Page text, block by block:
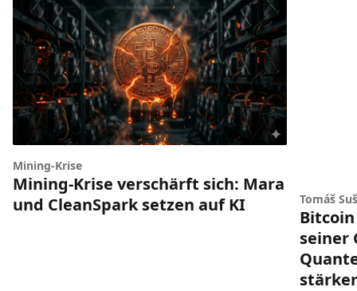
Mining-Krise
Mining-Krise verschärft sich: Mara
und CleanSpark setzen auf KI
Tomáš
seiner
stärker